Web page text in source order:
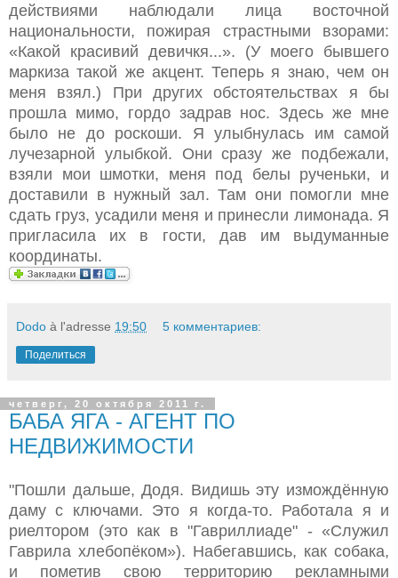
действиями наблюдали лица восточной
национальности, пожирая страстными взорами:
«Какой красивий девичкя...». (У моего бывшего
маркиза такой же акцент. Теперь я знаю, чем он
меня взял.) При других обстоятельствах я бы
прошла мимо, гордо задрав нос. Здесь же мне
было не до роскоши. Я улыбнулась им самой
лучезарной улыбкой. Они сразу же подбежали,
взяли мои шмотки, меня под белы рученьки, и
доставили в нужный зал. Там они помогли мне
сдать груз, усадили меня и принесли лимонада. Я
пригласила их в гости, дав им выдуманные
координаты.
Dodo à l'adresse 19:50 5 комментариев:
Поделиться
четверг, 20 октября 2011 г.
БАБА ЯГА - АГЕНТ ПО
НЕДВИЖИМОСТИ
"Пошли дальше, Додя. Видишь эту измождённую
даму с ключами. Это я когда-то. Работала я и
риелтором (это как в "Гавриллиаде" - «Служил
Гаврила хлебопёком»). Набегавшись, как собака,
и пометив свою территорию рекламными